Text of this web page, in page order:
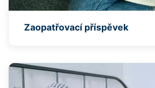
Zaopatřovací příspěvek